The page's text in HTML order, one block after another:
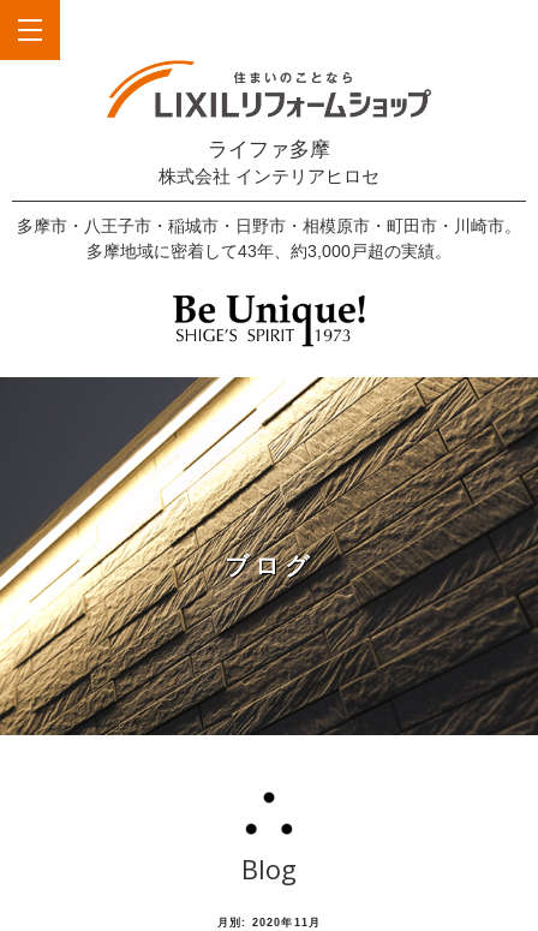
ライファ多摩
株式会社 インテリアヒロセ
多摩市・八王子市・稲城市・日野市・相模原市・町田市・川崎市。
多摩地域に密着して43年、約3,000戸超の実績。
ブログ
Blog
月別: 2020年11月